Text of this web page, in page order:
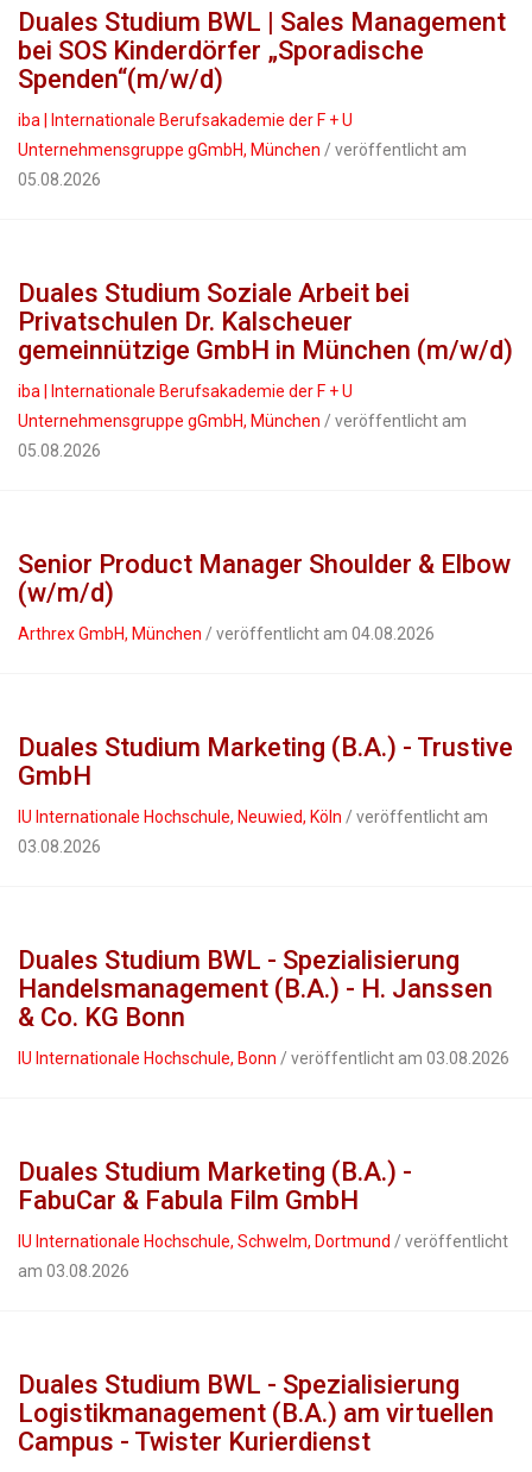
Duales Studium BWL | Sales Management
bei SOS Kinderdörfer „Sporadische
Spenden“(m/w/d)
iba | Internationale Berufsakademie der F + U
Unternehmensgruppe gGmbH, München / veröffentlicht am
05.08.2026
Duales Studium Soziale Arbeit bei
Privatschulen Dr. Kalscheuer
gemeinnützige GmbH in München (m/w/d)
iba | Internationale Berufsakademie der F + U
Unternehmensgruppe gGmbH, München / veröffentlicht am
05.08.2026
Senior Product Manager Shoulder & Elbow
(w/m/d)
Arthrex GmbH, München / veröffentlicht am 04.08.2026
Duales Studium Marketing (B.A.) - Trustive
GmbH
IU Internationale Hochschule, Neuwied, Köln / veröffentlicht am
03.08.2026
Duales Studium BWL - Spezialisierung
Handelsmanagement (B.A.) - H. Janssen
& Co. KG Bonn
IU Internationale Hochschule, Bonn / veröffentlicht am 03.08.2026
Duales Studium Marketing (B.A.) -
FabuCar & Fabula Film GmbH
IU Internationale Hochschule, Schwelm, Dortmund / veröffentlicht
am 03.08.2026
Duales Studium BWL - Spezialisierung
Logistikmanagement (B.A.) am virtuellen
Campus - Twister Kurierdienst